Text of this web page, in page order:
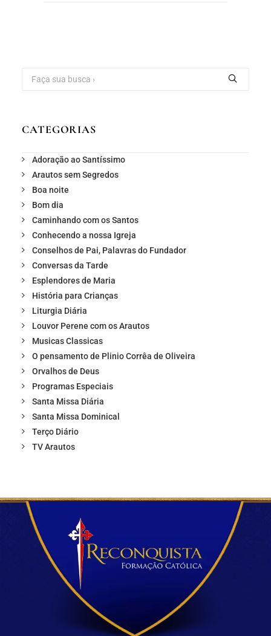
CATEGORIAS
Adoração ao Santíssimo
Arautos sem Segredos
Boa noite
Bom dia
Caminhando com os Santos
Conhecendo a nossa Igreja
Conselhos de Pai, Palavras do Fundador
Conversas da Tarde
Esplendores de Maria
História para Crianças
Liturgia Diária
Louvor Perene com os Arautos
Musicas Classicas
O pensamento de Plinio Corrêa de Oliveira
Orvalhos de Deus
Programas Especiais
Santa Missa Diária
Santa Missa Dominical
Terço Diário
TV Arautos